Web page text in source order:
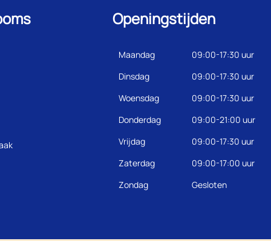
Openingstijden
Maandag
09:00-17:30 uur
Dinsdag
09:00-17:30 uur
Woensdag
09:00-17:30 uur
Donderdag
09:00-21:00 uur
Vrijdag
09:00-17:30 uur
Zaterdag
09:00-17:00 uur
Zondag
Gesloten